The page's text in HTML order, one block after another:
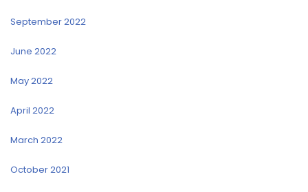
September 2022
June 2022
May 2022
April 2022
March 2022
October 2021